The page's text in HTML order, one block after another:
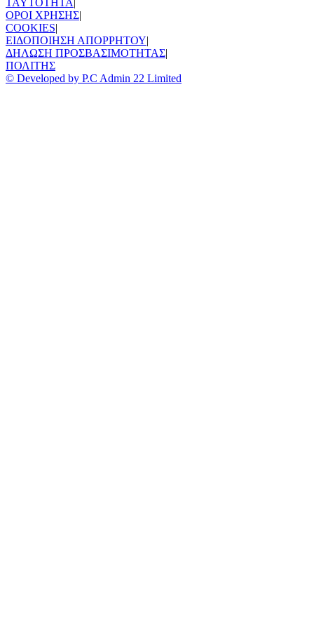
ΟΡΟΙ ΧΡΗΣΗΣ|
COOKIES|
ΕΙΔΟΠΟΙΗΣΗ ΑΠΟΡΡΗΤΟΥ|
ΔΗΛΩΣΗ ΠΡΟΣΒΑΣΙΜΟΤΗΤΑΣ|
ΠΟΛΙΤΗΣ
© Developed by P.C Admin 22 Limited